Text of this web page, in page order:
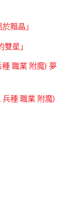
黯晶」
星」
職業 附魔) 夢
種 職業 附魔)